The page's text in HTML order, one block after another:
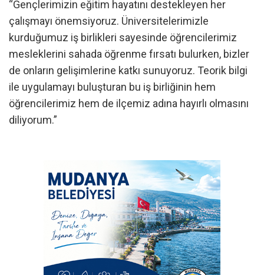
“Gençlerimizin eğitim hayatını destekleyen her
çalışmayı önemsiyoruz. Üniversitelerimizle
kurduğumuz iş birlikleri sayesinde öğrencilerimiz
mesleklerini sahada öğrenme fırsatı bulurken, bizler
de onların gelişimlerine katkı sunuyoruz. Teorik bilgi
ile uygulamayı buluşturan bu iş birliğinin hem
öğrencilerimiz hem de ilçemiz adına hayırlı olmasını
diliyorum.”